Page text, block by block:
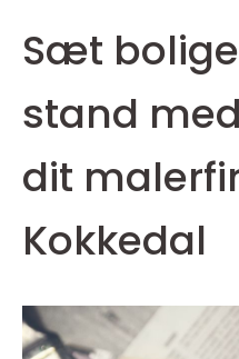
Sæt
stand
dit
Kokkedal